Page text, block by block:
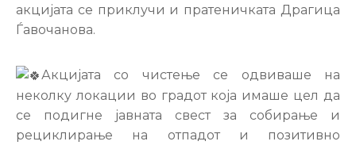
акцијата се приклучи и пратеничката Драгица
Ѓавочанова.
Акцијата со чистење се одвиваше на
неколку локации во градот која имаше цел да
се подигне јавната свест за собирање и
рециклирање на отпадот и позитивно